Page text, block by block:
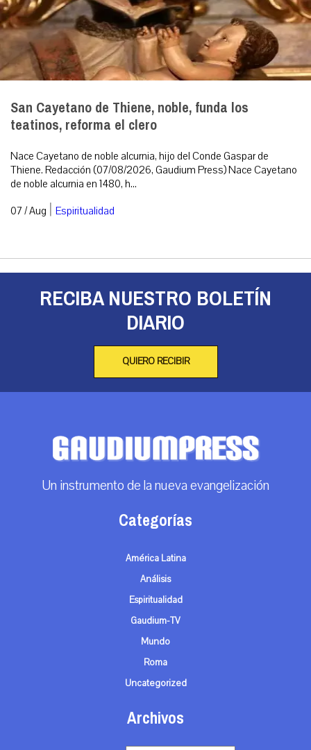
San Cayetano de Thiene, noble, funda los
teatinos, reforma el clero
Nace Cayetano de noble alcurnia, hijo del Conde Gaspar de
Thiene. Redacción (07/08/2026, Gaudium Press) Nace Cayetano
de noble alcurnia en 1480, h...
07 / Aug | Espiritualidad
RECIBA NUESTRO BOLETÍN
DIARIO
QUIERO RECIBIR
Un instrumento de la nueva evangelización
Categorías
América Latina
Análisis
Espiritualidad
Gaudium-TV
Mundo
Roma
Uncategorized
Archivos